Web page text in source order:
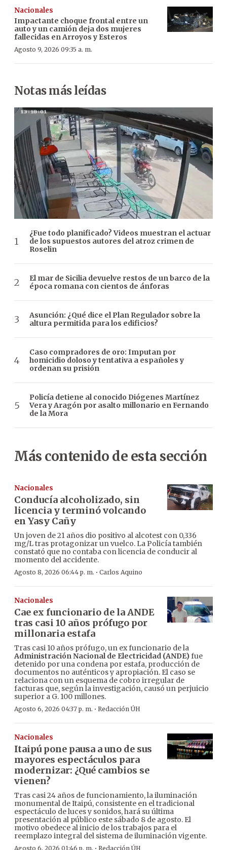
Nacionales
Impactante choque frontal entre un
auto y un camión deja dos mujeres
fallecidas en Arroyos y Esteros
Agosto 9, 2026 09:35 a. m.
Notas más leídas
¿Fue todo planificado? Videos muestran el actuar
de los supuestos autores del atroz crimen de
Roselin
El mar de Sicilia devuelve restos de un barco de la
época romana con cientos de ánforas
Asunción: ¿Qué dice el Plan Regulador sobre la
altura permitida para los edificios?
Caso compradores de oro: Imputan por
homicidio doloso y tentativa a españoles y
ordenan su prisión
Policía detiene al conocido Diógenes Martínez
Vera y Aragón por asalto millonario en Fernando
de la Mora
Más contenido de esta sección
Nacionales
Conducía alcoholizado, sin
licencia y terminó volcando
en Yasy Cañy
Un joven de 21 años dio positivo al alcotest con 0,336
mg/L tras protagonizar un vuelco. La Policía también
constató que no contaba con licencia de conducir al
momento del accidente.
Agosto 8, 2026 06:44 p. m. · Carlos Aquino
Nacionales
Cae ex funcionario de la ANDE
tras casi 10 años prófugo por
millonaria estafa
Tras casi 10 años prófugo, un ex funcionario de la
Administración Nacional de Electricidad (ANDE)fue
detenido por una condena por estafa, producción de
documentos no auténticos y apropiación. El caso se
relaciona con un esquema de cobro irregular de
facturas que, según la investigación, causó un perjuicio
superior a G. 100 millones.
Agosto 6, 2026 04:37 p. m. · Redacción ÚH
Nacionales
Itaipú pone pausa a uno de sus
mayores espectáculos para
modernizar: ¿Qué cambios se
vienen?
Tras casi 24 años de funcionamiento, la iluminación
monumental de Itaipú, consistente en el tradicional
espectáculo de luces y sonidos, hará su última
presentación al público este sábado 8 de agosto. El
motivo obedece al inicio de los trabajos para el
reemplazo integral del sistema de iluminación vigente.
Agosto 6, 2026 01:46 p. m. Redacción ÚH